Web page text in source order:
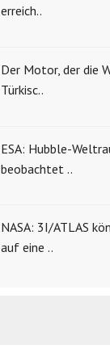
erreich..
Der Motor, der die
Türkisc..
ESA: Hubble-
beobachtet ..
NASA: 3I/ATLAS
auf eine ..